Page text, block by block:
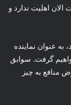
اهلیت ندارد و
به عنوان نماینده
گرفت. سوابق
منافع به چیز